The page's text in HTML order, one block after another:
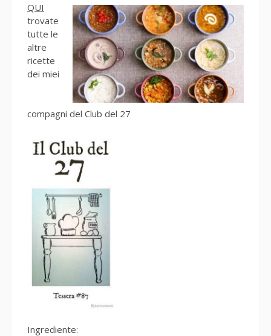
QUI
trovate
tutte le
altre
ricette
dei miei
compagni del Club del 27
Ingrediente: